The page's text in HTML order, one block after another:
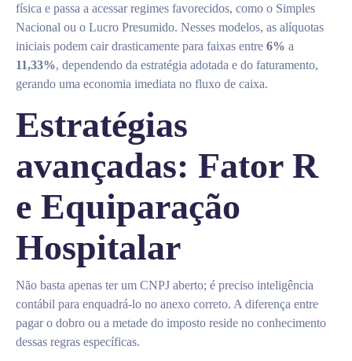
física e passa a acessar regimes favorecidos, como o Simples
Nacional ou o Lucro Presumido. Nesses modelos, as alíquotas
iniciais podem cair drasticamente para faixas entre 6% a
11,33%, dependendo da estratégia adotada e do faturamento,
gerando uma economia imediata no fluxo de caixa.
Estratégias
avançadas: Fator R
e Equiparação
Hospitalar
Não basta apenas ter um CNPJ aberto; é preciso inteligência
contábil para enquadrá-lo no anexo correto. A diferença entre
pagar o dobro ou a metade do imposto reside no conhecimento
dessas regras específicas.